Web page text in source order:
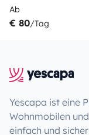
Ab
€ 80/Tag
Yescapa ist eine
Wohnmobilen
einfach und